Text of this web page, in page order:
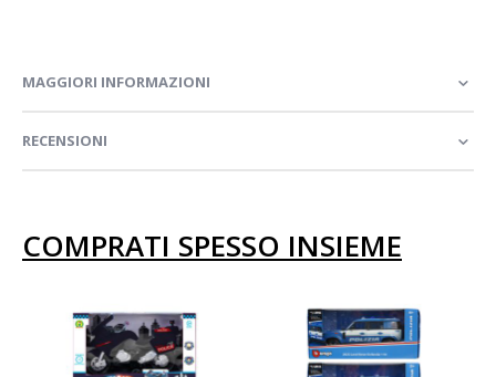
MAGGIORI INFORMAZIONI
RECENSIONI
COMPRATI SPESSO INSIEME